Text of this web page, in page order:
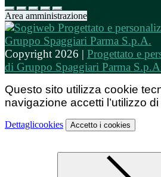
Area amministrazione
Copyright 2026 | Progettato e
di Gruppo Spaggiari Parma
Questo sito utilizza cookie
navigazione accetti l’utilizzo
Dettaglicookies Accetto i cookies